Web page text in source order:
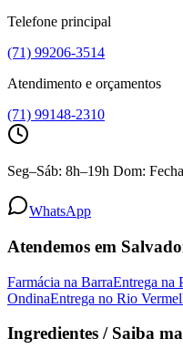
Telefone principal
(71) 99206-3514
Atendimento e orçamentos
(71) 99148-2310
Seg–Sáb: 8h–19h Dom:
WhatsApp
Atendemos em
Farmácia na BarraEntrega na
OndinaEntrega no Rio
Ingredientes / Saiba